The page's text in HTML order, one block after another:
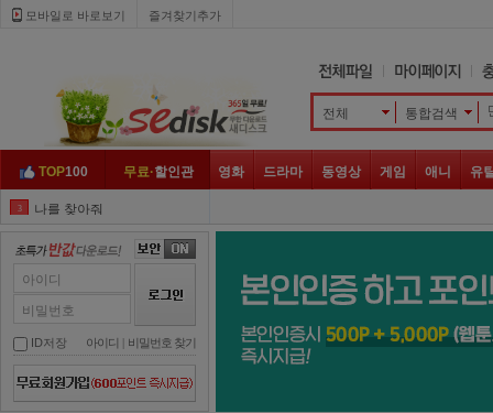
모바일로 바로보기 즐겨찾기추가
전체 통합검색
TOP100 무료·할인관 영화 드라마 동영상 게임 애니 유
3 나를 찾아줘
엽문
클로젯
히트맨
7 나쁜 녀석들
9 좀비
아이디
비밀번호
ID저장 아이디 | 비밀번호 찾기